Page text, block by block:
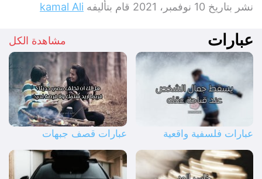
نشر بتاريخ 10 نوفمبر، 2021 قام بتأليفه kamal Ali
عبارات مشاهدة الكل
عبارات فلسفية واقعية عبارات قصف جبهات